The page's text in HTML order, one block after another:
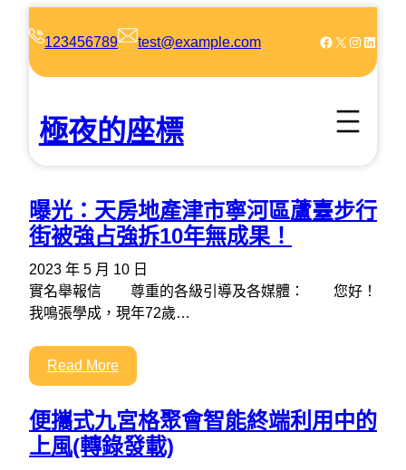
123456789 test@example.com Facebook X Instagram LinkedIn
極夜的座標
曝光：天房地產津市寧河區蘆臺步行
街被強占強拆10年無成果！
2023 年 5 月 10 日
實名舉報信 尊重的各級引導及各媒體： 您好！
我鳴張學成，現年72歲…
Read More
便攜式九宮格聚會智能終端利用中的
上風(轉錄發載)